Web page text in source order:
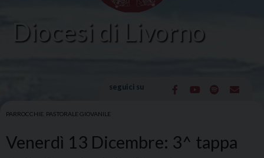
Diocesi di Livorno
seguici su
PARROCCHIE PASTORALE GIOVANILE
Venerdì 13 Dicembre: 3^ tappa